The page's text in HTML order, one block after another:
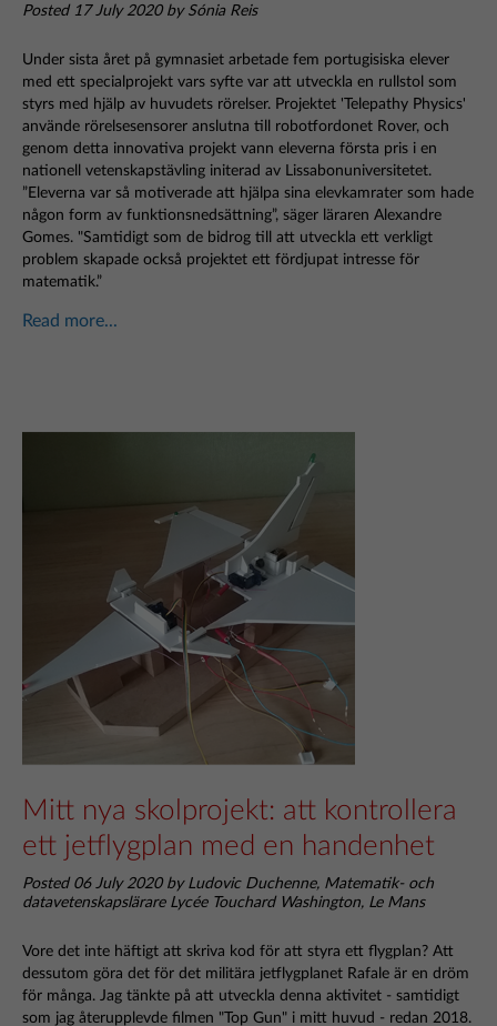
Posted 17 July 2020 by Sónia Reis
Under sista året på gymnasiet arbetade fem portugisiska elever
med ett specialprojekt vars syfte var att utveckla en rullstol som
styrs med hjälp av huvudets rörelser. Projektet 'Telepathy Physics'
använde rörelsesensorer anslutna till robotfordonet Rover, och
genom detta innovativa projekt vann eleverna första pris i en
nationell vetenskapstävling initerad av Lissabonuniversitetet.
”Eleverna var så motiverade att hjälpa sina elevkamrater som hade
någon form av funktionsnedsättning”, säger läraren Alexandre
Gomes. "Samtidigt som de bidrog till att utveckla ett verkligt
problem skapade också projektet ett fördjupat intresse för
matematik.”
Read more...
Mitt nya skolprojekt: att kontrollera
ett jetflygplan med en handenhet
Posted 06 July 2020 by Ludovic Duchenne, Matematik- och
datavetenskapslärare Lycée Touchard Washington, Le Mans
Vore det inte häftigt att skriva kod för att styra ett flygplan? Att
dessutom göra det för det militära jetflygplanet Rafale är en dröm
för många. Jag tänkte på att utveckla denna aktivitet - samtidigt
som jag återupplevde filmen "Top Gun" i mitt huvud - redan 2018.